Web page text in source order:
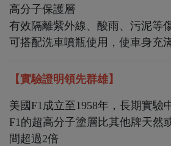
高分子保護層
有效隔離紫外線、酸雨、污泥等
可搭配洗車噴瓶使用，使車身充
【實驗證明領先群雄】
美國F1成立至1958年，長期實驗
F1的超高分子塗層比其他牌天然
間超過2倍